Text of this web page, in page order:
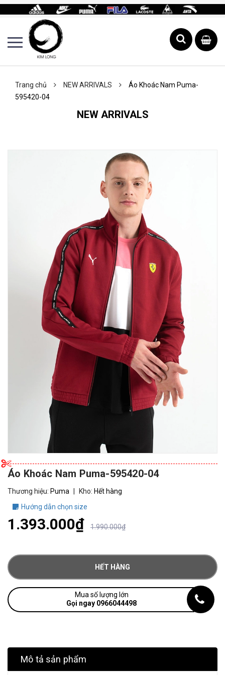
Trang chủ NEW ARRIVALS
Áo Khoác Nam Puma-
595420-04
NEW ARRIVALS
Áo Khoác Nam Puma-595420-04
Thương hiệu: Puma Kho: Hết hàng
Hướng dẫn chọn size
1.393.000₫ 1.990.000₫
HẾT HÀNG
Mua số lượng lớn
Gọi ngay 0966044498
Mô tả sản phẩm